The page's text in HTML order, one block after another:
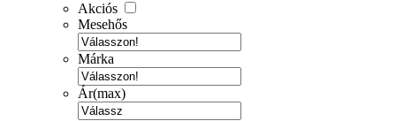
Akciós
Mesehős
Márka
Ár(max)